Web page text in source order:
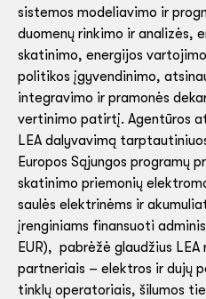
sistemos modeliavimo ir
duomenų rinkimo ir analizės,
skatinimo, energijos
politikos įgyvendinimo,
integravimo ir pramonės
vertinimo patirtį. Agentūros
LEA dalyvavimą
Europos Sąjungos programų
skatinimo priemonių
saulės elektrinėms ir
įrenginiams finansuoti
EUR), pabrėžė glaudžius
partneriais – elektros ir dujų
tinklų operatoriais, šilumos